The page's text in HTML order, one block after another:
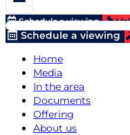
Schedule a viewing
Schedule a viewing
Home
Media
In the area
Documents
Offering
About us